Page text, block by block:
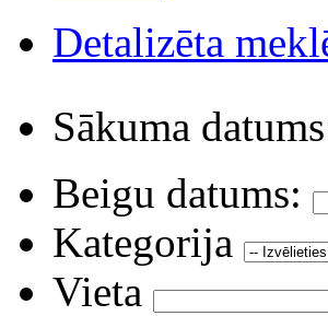
Detalizēta
Sākuma
Beigu datums:
Kategorija
Vieta